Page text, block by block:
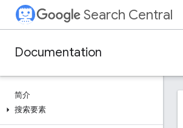
Search Central
Documentation
简介
搜索要素